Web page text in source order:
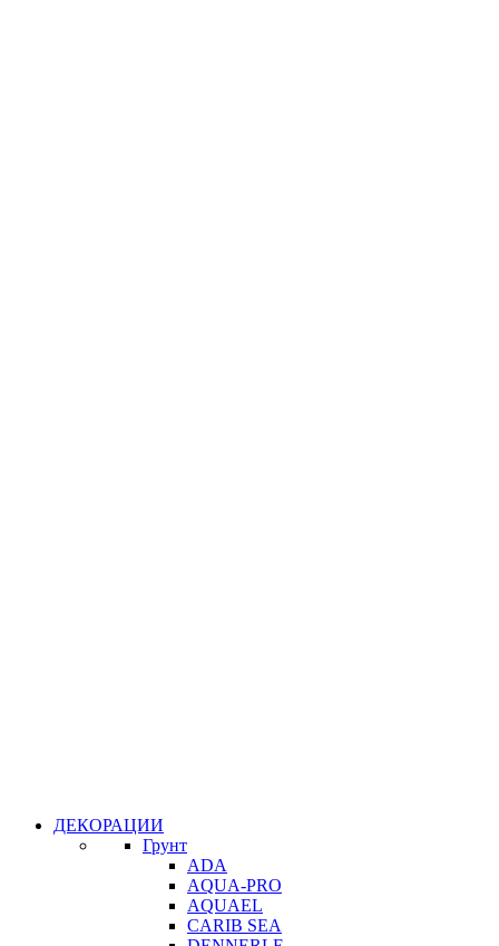
ДЕКОРАЦИИ
Грунт
ADA
AQUA-PRO
AQUAEL
CARIB SEA